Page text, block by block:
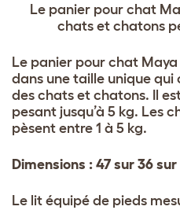
Le panier pour chat
chats et chatons
Le panier pour chat
dans une taille unique
des chats et chatons. Il
pesant jusqu’à 5 kg. Les
pèsent entre 1 à 5 kg.
Dimensions : 47 sur 36 sur
Le lit équipé de pieds